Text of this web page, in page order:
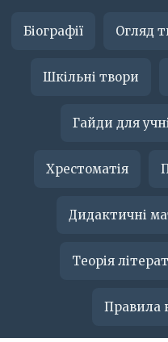
Біографії Огляд
Шкільні твори
Гайди для
Хрестоматія
Дидактичні
Теорія
Правила